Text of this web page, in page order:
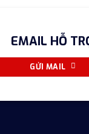
EMAIL HỖ
GỬI MAIL